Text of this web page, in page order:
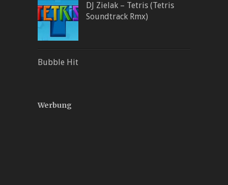
DJ Zielak – Tetris (Tetris
Soundtrack Rmx)
Bubble Hit
Werbung